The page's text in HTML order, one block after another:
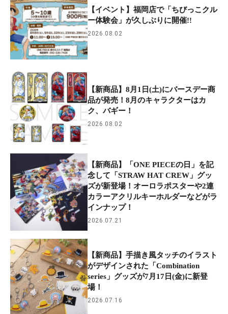
【イベント】福岡店で「ちびっこクル
ー体験会」が久しぶりに開催!!
2026.08.02
【新商品】8月1日(土)にバースデー商
品が発売！8月のキャラクターはカ
ク、バギー！
2026.08.02
【新商品】「ONE PIECEの日」を記
念して「STRAW HAT CREW」グッ
ズが新登場！オーロラポスターや2連
カラーアクリルキーホルダーなどがラ
インナップ！
2026.07.21
【新商品】手描き風タッチのイラスト
がデザインされた「Combination
series」グッズが7月17日(金)に新登
場！
2026.07.16